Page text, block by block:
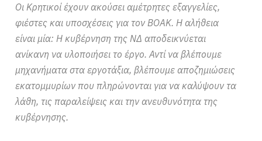
Οι Κρητικοί έχουν ακούσει αμέτρητες εξαγγελίες,
φιέστες και υποσχέσεις για τον ΒΟΑΚ. Η αλήθεια
είναι μία: Η κυβέρνηση της ΝΔ αποδεικνύεται
ανίκανη να υλοποιήσει το έργο. Αντί να βλέπουμε
μηχανήματα στα εργοτάξια, βλέπουμε αποζημιώσεις
εκατομμυρίων που πληρώνονται για να καλύψουν τα
λάθη, τις παραλείψεις και την ανευθυνότητα της
κυβέρνησης.